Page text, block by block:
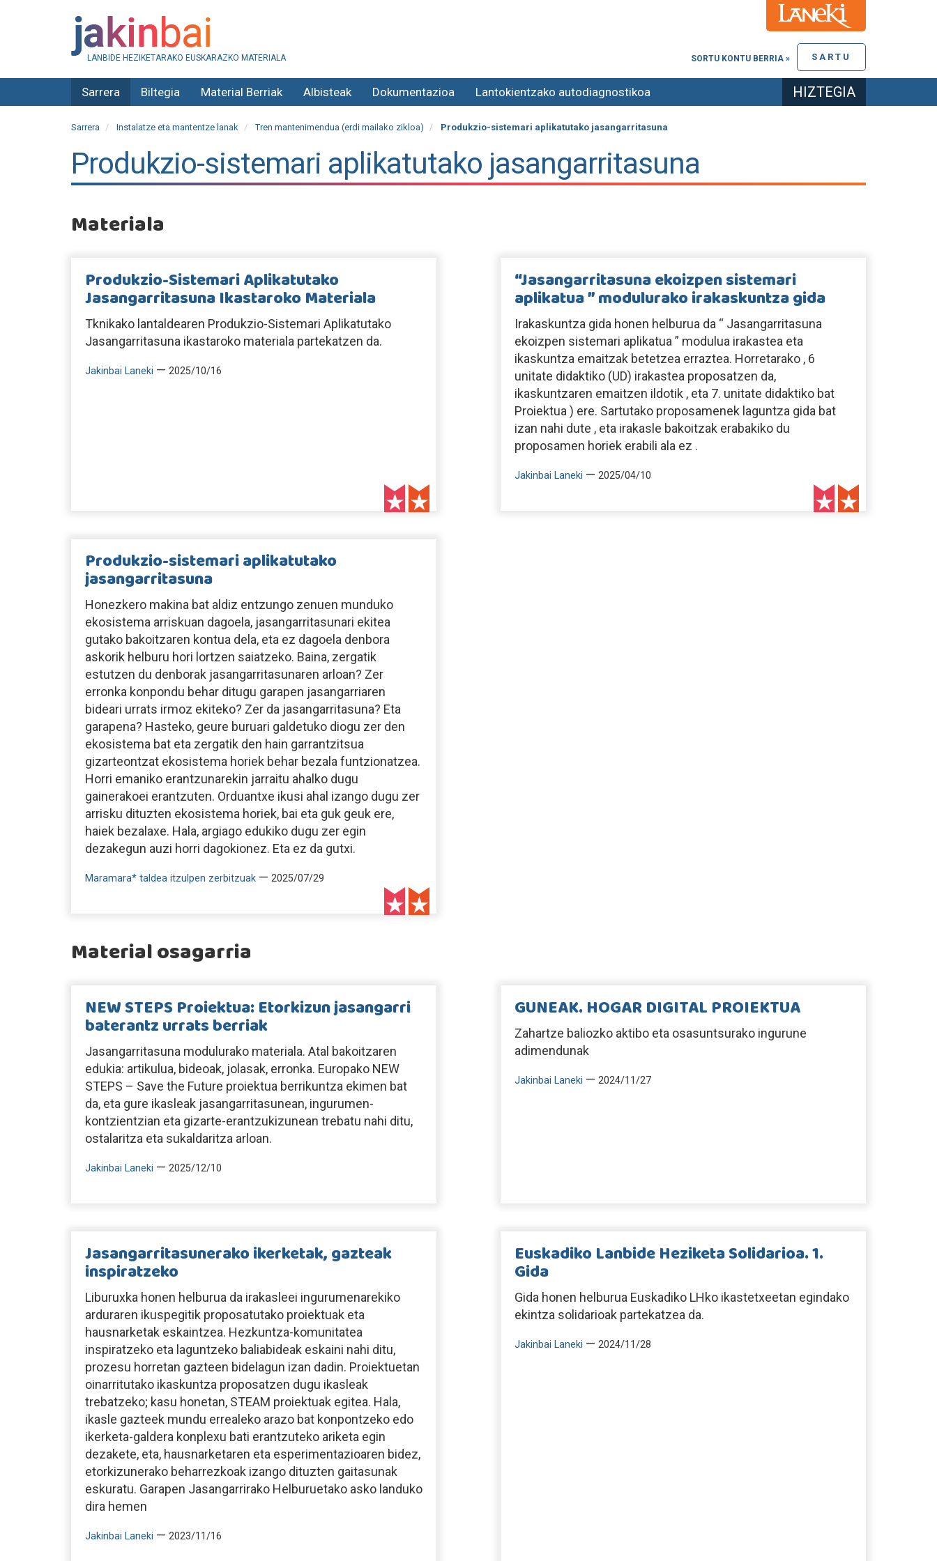
LANBIDE HEZIKETARAKO EUSKARAZKO MATERIALA SARTU
SORTU KONTU BERRIA »
Sarrera Biltegia Material Berriak Albisteak Dokumentazioa Lantokientzako autodiagnostikoa HIZTEGIA
Sarrera Instalatze eta mantentze lanak Tren mantenimendua (erdi mailako zikloa) Produkzio-sistemari aplikatutako jasangarritasuna
Produkzio-sistemari aplikatutako jasangarritasuna
Materiala
Produkzio-Sistemari Aplikatutako
Jasangarritasuna Ikastaroko Materiala
Tknikako lantaldearen Produkzio-Sistemari Aplikatutako
Jasangarritasuna ikastaroko materiala partekatzen da.
Jakinbai Laneki — 2025/10/16
“Jasangarritasuna ekoizpen sistemari
aplikatua ” modulurako irakaskuntza gida
Irakaskuntza gida honen helburua da “ Jasangarritasuna
ekoizpen sistemari aplikatua ” modulua irakastea eta
ikaskuntza emaitzak betetzea erraztea. Horretarako , 6
unitate didaktiko (UD) irakastea proposatzen da,
ikaskuntzaren emaitzen ildotik , eta 7. unitate didaktiko bat
Proiektua ) ere. Sartutako proposamenek laguntza gida bat
izan nahi dute , eta irakasle bakoitzak erabakiko du
proposamen horiek erabili ala ez .
Jakinbai Laneki — 2025/04/10
Produkzio-sistemari aplikatutako
jasangarritasuna
Honezkero makina bat aldiz entzungo zenuen munduko
ekosistema arriskuan dagoela, jasangarritasunari ekitea
gutako bakoitzaren kontua dela, eta ez dagoela denbora
askorik helburu hori lortzen saiatzeko. Baina, zergatik
estutzen du denborak jasangarritasunaren arloan? Zer
erronka konpondu behar ditugu garapen jasangarriaren
bideari urrats irmoz ekiteko? Zer da jasangarritasuna? Eta
garapena? Hasteko, geure buruari galdetuko diogu zer den
ekosistema bat eta zergatik den hain garrantzitsua
gizarteontzat ekosistema horiek behar bezala funtzionatzea.
Horri emaniko erantzunarekin jarraitu ahalko dugu
gainerakoei erantzuten. Orduantxe ikusi ahal izango dugu zer
arrisku dituzten ekosistema horiek, bai eta guk geuk ere,
haiek bezalaxe. Hala, argiago edukiko dugu zer egin
dezakegun auzi horri dagokionez. Eta ez da gutxi.
Maramara* taldea itzulpen zerbitzuak — 2025/07/29
Material osagarria
NEW STEPS Proiektua: Etorkizun jasangarri
baterantz urrats berriak
Jasangarritasuna modulurako materiala. Atal bakoitzaren
edukia: artikulua, bideoak, jolasak, erronka. Europako NEW
STEPS – Save the Future proiektua berrikuntza ekimen bat
da, eta gure ikasleak jasangarritasunean, ingurumen-
kontzientzian eta gizarte-erantzukizunean trebatu nahi ditu,
ostalaritza eta sukaldaritza arloan.
Jakinbai Laneki — 2025/12/10
GUNEAK. HOGAR DIGITAL PROIEKTUA
Zahartze baliozko aktibo eta osasuntsurako ingurune
adimendunak
Jakinbai Laneki — 2024/11/27
Jasangarritasunerako ikerketak, gazteak
inspiratzeko
Liburuxka honen helburua da irakasleei ingurumenarekiko
arduraren ikuspegitik proposatutako proiektuak eta
hausnarketak eskaintzea. Hezkuntza-komunitatea
inspiratzeko eta laguntzeko baliabideak eskaini nahi ditu,
prozesu horretan gazteen bidelagun izan dadin. Proiektuetan
oinarritutako ikaskuntza proposatzen dugu ikasleak
trebatzeko; kasu honetan, STEAM proiektuak egitea. Hala,
ikasle gazteek mundu errealeko arazo bat konpontzeko edo
ikerketa-galdera konplexu bati erantzuteko ariketa egin
dezakete, eta, hausnarketaren eta esperimentazioaren bidez,
etorkizunerako beharrezkoak izango dituzten gaitasunak
eskuratu. Garapen Jasangarrirako Helburuetako asko landuko
dira hemen
Jakinbai Laneki — 2023/11/16
Euskadiko Lanbide Heziketa Solidarioa. 1.
Gida
Gida honen helburua Euskadiko LHko ikastetxeetan egindako
ekintza solidarioak partekatzea da.
Jakinbai Laneki — 2024/11/28